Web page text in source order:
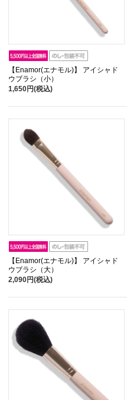
【Enamor(エナモル)】 アイシャド
ウブラシ（小）
1,650円(税込)
【Enamor(エナモル)】 アイシャド
ウブラシ（大）
2,090円(税込)